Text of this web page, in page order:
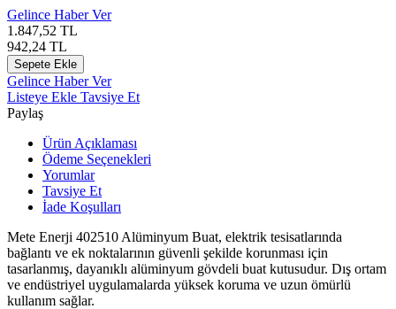
Gelince Haber Ver
1.847,52 TL
942,24 TL
Sepete Ekle
Gelince Haber Ver
Listeye Ekle Tavsiye Et
Paylaş
Ürün Açıklaması
Ödeme Seçenekleri
Yorumlar
Tavsiye Et
İade Koşulları
Mete Enerji 402510 Alüminyum Buat, elektrik tesisatlarında
bağlantı ve ek noktalarının güvenli şekilde korunması için
tasarlanmış, dayanıklı alüminyum gövdeli buat kutusudur. Dış ortam
ve endüstriyel uygulamalarda yüksek koruma ve uzun ömürlü
kullanım sağlar.